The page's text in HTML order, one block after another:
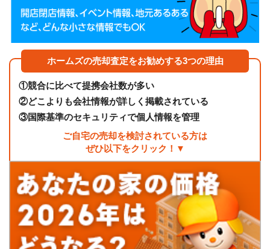
ホームズの売却査定をお勧めする3つの理由
①競合に比べて提携会社数が多い
②どこよりも会社情報が詳しく掲載されている
③国際基準のセキュリティで個人情報を管理
ご自宅の売却を検討されている方は
ぜひ以下をクリック！▼